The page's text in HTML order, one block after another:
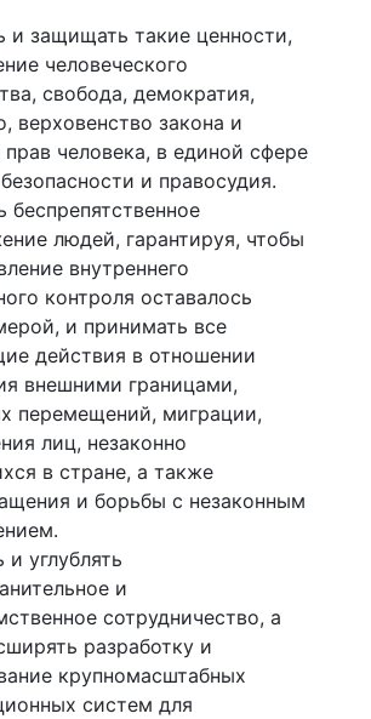
и защищать такие ценности,
человеческого
свобода, демократия,
верховенство закона и
человека, в единой сфере
и правосудия.
людей, гарантируя, чтобы
внутреннего
контроля оставалось
и принимать все
действия в отношении
внешними границами,
перемещений, миграции,
лиц, незаконно
в стране, а также
и борьбы с незаконным
и углублять
и
сотрудничество, а
разработку и
крупномасштабных
систем для